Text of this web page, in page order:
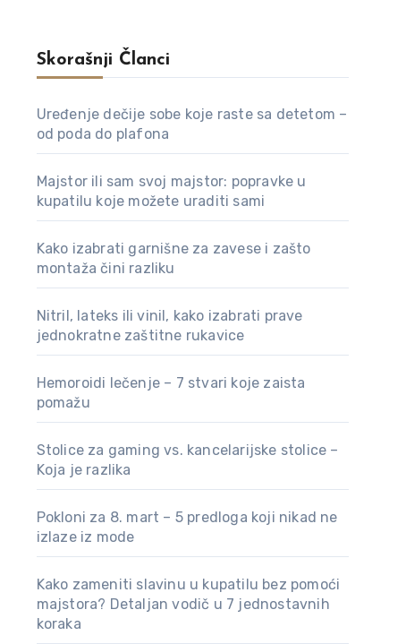
Skorašnji Članci
Uređenje dečije sobe koje raste sa detetom –
od poda do plafona
Majstor ili sam svoj majstor: popravke u
kupatilu koje možete uraditi sami
Kako izabrati garnišne za zavese i zašto
montaža čini razliku
Nitril, lateks ili vinil, kako izabrati prave
jednokratne zaštitne rukavice
Hemoroidi lečenje – 7 stvari koje zaista
pomažu
Stolice za gaming vs. kancelarijske stolice –
Koja je razlika
Pokloni za 8. mart – 5 predloga koji nikad ne
izlaze iz mode
Kako zameniti slavinu u kupatilu bez pomoći
majstora? Detaljan vodič u 7 jednostavnih
koraka